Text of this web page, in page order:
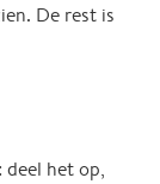
De rest is
het op,